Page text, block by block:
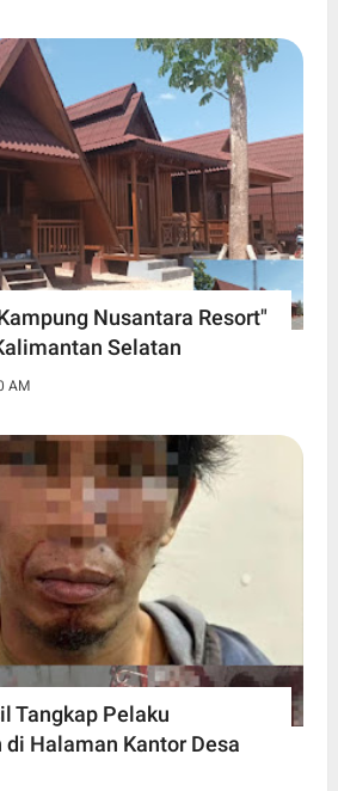
Nusantara Resort"
Selatan
AM
Tangkap Pelaku
Halaman Kantor Desa